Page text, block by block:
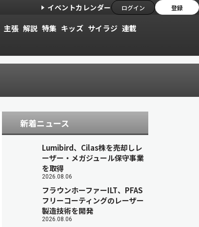
イベントカレンダー ログイン 登録
主張 解説 特集 キッズ サイラジ 連載
新着ニュース
Lumibird、Cilas株を売却しレ
ーザー・メガジュール保守事業
を取得
2026.08.06
フラウンホーファーILT、PFAS
フリーコーティングのレーザー
製造技術を開発
2026.08.06